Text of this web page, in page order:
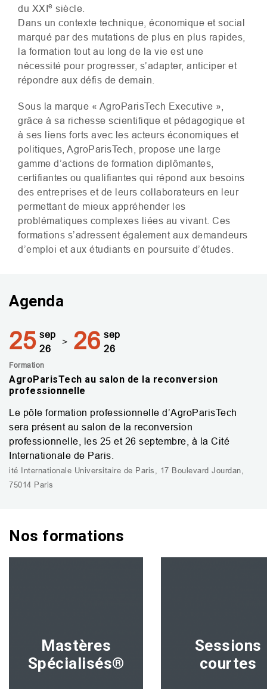
du XXIe siècle.
Dans un contexte technique, économique et social
marqué par des mutations de plus en plus rapides,
la formation tout au long de la vie est une
nécessité pour progresser, s’adapter, anticiper et
répondre aux défis de demain.
Sous la marque « AgroParisTech Executive »,
grâce à sa richesse scientifique et pédagogique et
à ses liens forts avec les acteurs économiques et
politiques, AgroParisTech, propose une large
gamme d’actions de formation diplômantes,
certifiantes ou qualifiantes qui répond aux besoins
des entreprises et de leurs collaborateurs en leur
permettant de mieux appréhender les
problématiques complexes liées au vivant. Ces
formations s’adressent également aux demandeurs
d’emploi et aux étudiants en poursuite d’études.
Agenda
25 sep
26
> 26 sep
26
Formation
AgroParisTech au salon de la reconversion
professionnelle
Le pôle formation professionnelle d’AgroParisTech
sera présent au salon de la reconversion
professionnelle, les 25 et 26 septembre, à la Cité
Internationale de Paris.
ité Internationale Universitaire de Paris, 17 Boulevard Jourdan,
75014 Paris
Nos formations
Mastères
Spécialisés®
Sessions
courtes